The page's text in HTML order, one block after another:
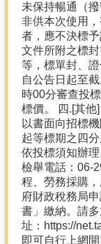
未保持暢通（
非供本次使用
者，應不決標
文件所附之標
等，標單封、
自公告日起至
時00分審查投
標價。 四.[其他
以書面向招標
起等標期之四
依投標須知辦
檢舉電話：06-
程、勞務採購
府財政稅務局
書」繳納。請
址：https://
即可自行上網